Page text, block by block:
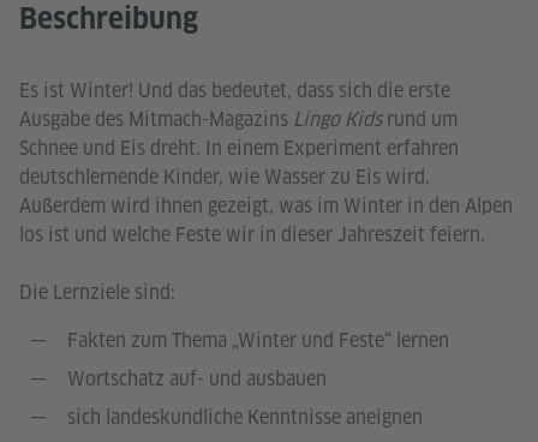
Beschreibung
Es ist Winter! Und das bedeutet, dass sich die erste
Ausgabe des Mitmach-Magazins Lingo Kidsrund um
Schnee und Eis dreht. In einem Experiment erfahren
deutschlernende Kinder, wie Wasser zu Eis wird.
Außerdem wird ihnen gezeigt, was im Winter in den Alpen
los ist und welche Feste wir in dieser Jahreszeit feiern.
Die Lernziele sind:
Fakten zum Thema „Winter und Feste“ lernen
Wortschatz auf- und ausbauen
sich landeskundliche Kenntnisse aneignen